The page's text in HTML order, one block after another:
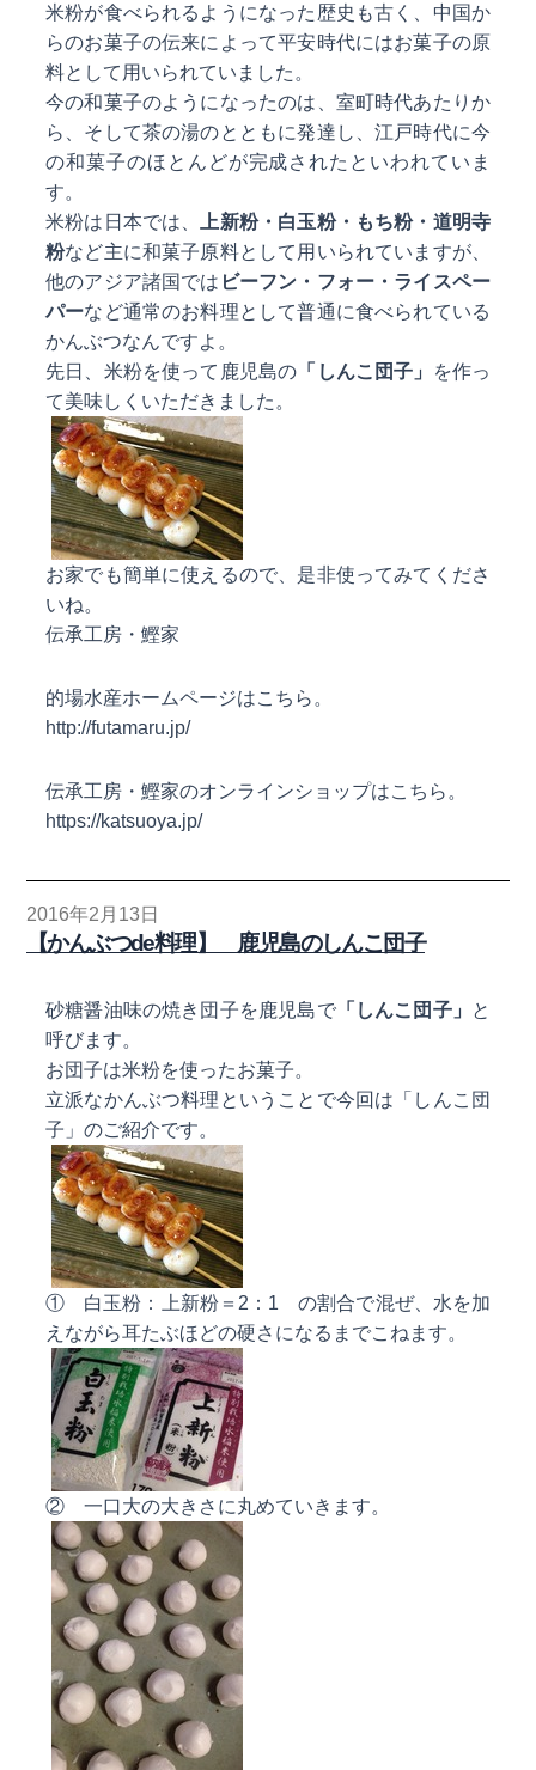
米粉が食べられるようになった歴史も古く、中国か
らのお菓子の伝来によって平安時代にはお菓子の原
料として用いられていました。
今の和菓子のようになったのは、室町時代あたりか
ら、そして茶の湯のとともに発達し、江戸時代に今
の和菓子のほとんどが完成されたといわれていま
す。
米粉は日本では、
上新粉・白玉粉・もち粉・道明寺
粉など主に和菓子原料として用いられていますが、
他のアジア諸国では ビーフン・フォー・ライスペー
パーなど通常のお料理として普通に食べられている
かんぶつなんですよ。
先日、米粉を使って鹿児島の 「しんこ団子」
を作っ
て美味しくいただきました。
お家でも簡単に使えるので、是非使ってみてくださ
いね。
伝承工房・鰹家
的場水産ホームページはこちら。
http://futamaru.jp/
伝承工房・鰹家のオンラインショップはこちら。
https://katsuoya.jp/
2016年2月13日
【かんぶつde料理】 鹿児島のしんこ団子
砂糖醤油味の焼き団子を鹿児島で「しんこ団子」
と
呼びます。
お団子は米粉を使ったお菓子。
立派なかんぶつ料理 ということで今回は 「しんこ団
子」 のご紹介です。
① 白玉粉：上新粉＝2：1 の割合で混ぜ、水を加
えながら耳たぶほどの硬さになるまでこねます。
② 一口大の大きさに丸めていきます。